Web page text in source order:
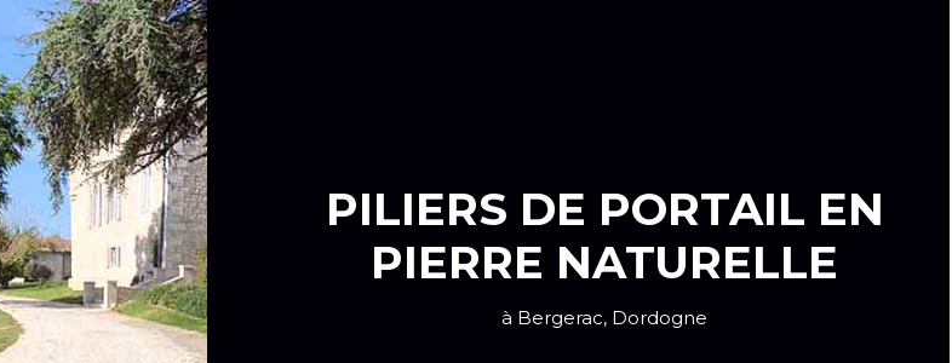
PILIERS DE PORTAIL EN
PIERRE NATURELLE
à Bergerac, Dordogne